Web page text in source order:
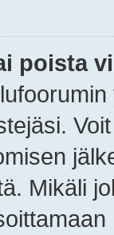
poista
Mikäli